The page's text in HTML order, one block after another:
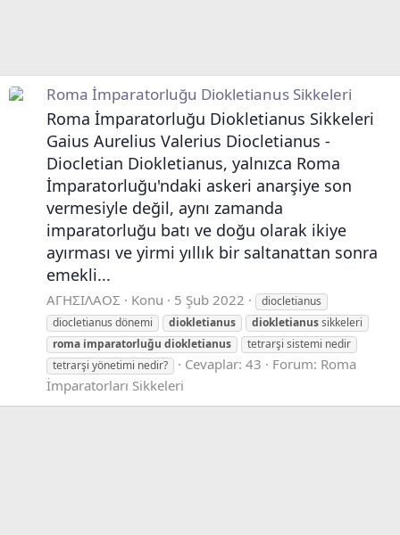
Roma İmparatorluğu Diokletianus Sikkeleri
Roma İmparatorluğu Diokletianus Sikkeleri
Gaius Aurelius Valerius Diocletianus -
Diocletian Diokletianus, yalnızca Roma
İmparatorluğu'ndaki askeri anarşiye son
vermesiyle değil, aynı zamanda
imparatorluğu batı ve doğu olarak ikiye
ayırması ve yirmi yıllık bir saltanattan sonra
emekli...
ΑΓΗΣΙΛΑΟΣ Konu 5 Şub 2022
diocletianus
diocletianus dönemi
diokletianus diokletianussikkeleri
roma i̇mparatorluğu diokletianus
tetrarşi sistemi nedir
tetrarşi yönetimi nedir?
Cevaplar: 43 Forum: Roma
İmparatorları Sikkeleri